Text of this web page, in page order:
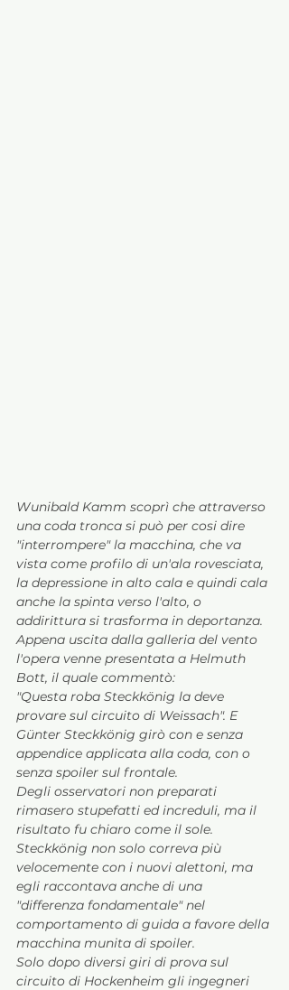
Wunibald Kamm scoprì che attraverso
una coda tronca si può per cosi dire
"interrompere" la macchina, che va
vista come profilo di un'ala rovesciata,
la depressione in alto cala e quindi cala
anche la spinta verso l'alto, o
addirittura si trasforma in deportanza.
Appena uscita dalla galleria del vento
l'opera venne presentata a Helmuth
Bott, il quale commentò:
"Questa roba Steckkönig la deve
provare sul circuito di Weissach". E
Günter Steckkönig girò con e senza
appendice applicata alla coda, con o
senza spoiler sul frontale.
Degli osservatori non preparati
rimasero stupefatti ed increduli, ma il
risultato fu chiaro come il sole.
Steckkönig non solo correva più
velocemente con i nuovi alettoni, ma
egli raccontava anche di una
"differenza fondamentale" nel
comportamento di guida a favore della
macchina munita di spoiler.
Solo dopo diversi giri di prova sul
circuito di Hockenheim gli ingegneri